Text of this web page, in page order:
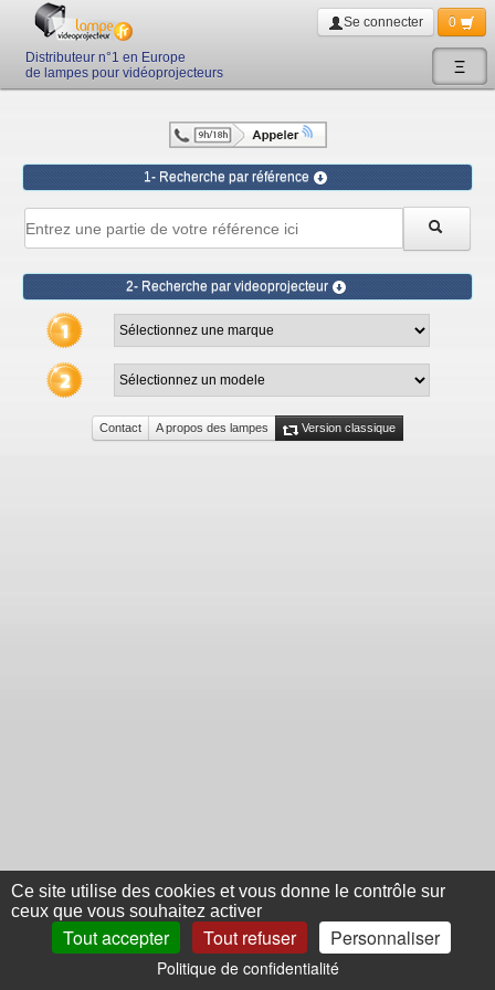
Ξ
Distributeur n°1 en Europe
de lampes pour vidéoprojecteurs
Se connecter 0
1- Recherche par référence
2- Recherche par videoprojecteur
Contact A propos des lampes Version classique
Ce site utilise des cookies et vous donne le contrôle sur
ceux que vous souhaitez activer
Tout accepter Tout refuser Personnaliser
Politique de confidentialité